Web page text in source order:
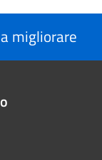
migliorare